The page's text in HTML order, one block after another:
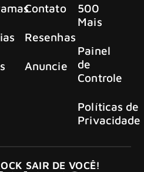
Contato
Resenhas
Anuncie
500
Mais
Painel
de
Controle
Políticas de
Privacidade
SAIR DE VOCÊ!